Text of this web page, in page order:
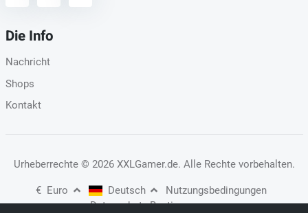
Die Info
Nachricht
Shops
Kontakt
Urheberrechte © 2026 XXLGamer.de. Alle Rechte vorbehalten.
€ Euro Deutsch
Nutzungsbedingungen
Datenschutz-Bestimmungen